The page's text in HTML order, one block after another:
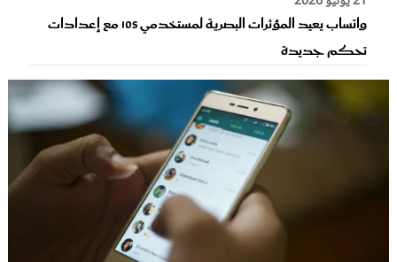
واتساب يعيد المؤثرات البصرية لمستخدمي iOS مع إعدادات
تحكم جديدة